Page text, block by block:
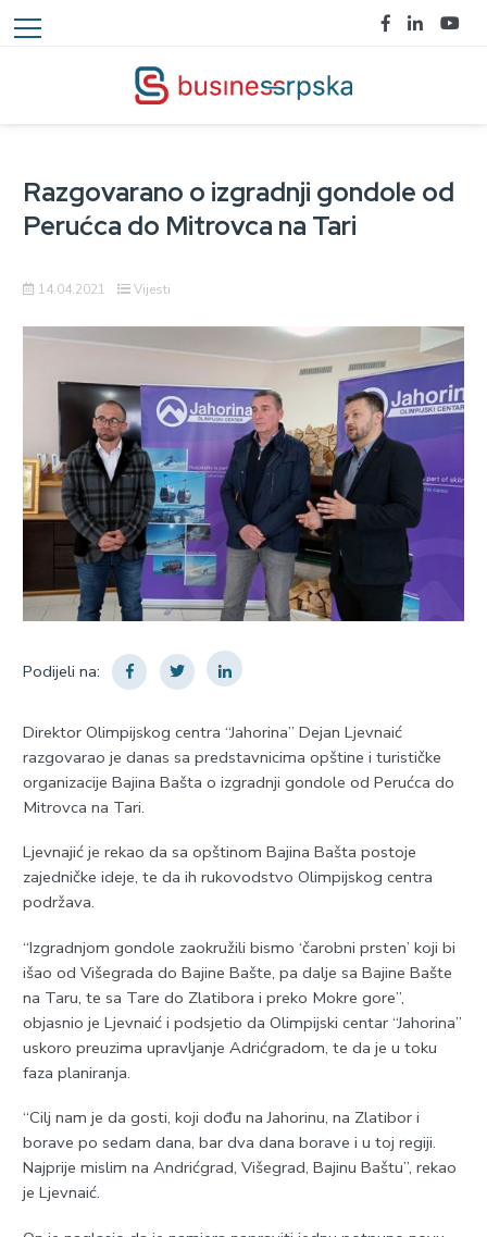
Razgovarano o izgradnji gondole od
Perućca do Mitrovca na Tari
14.04.2021 Vijesti
Podijeli na:
Direktor Olimpijskog centra “Jahorina” Dejan Ljevnaić
razgovarao je danas sa predstavnicima opštine i turističke
organizacije Bajina Bašta o izgradnji gondole od Perućca do
Mitrovca na Tari.
Ljevnajić je rekao da sa opštinom Bajina Bašta postoje
zajedničke ideje, te da ih rukovodstvo Olimpijskog centra
podržava.
“Izgradnjom gondole zaokružili bismo ‘čarobni prsten’ koji bi
išao od Višegrada do Bajine Bašte, pa dalje sa Bajine Bašte
na Taru, te sa Tare do Zlatibora i preko Mokre gore”,
objasnio je Ljevnaić i podsjetio da Olimpijski centar “Jahorina”
uskoro preuzima upravljanje Adrićgradom, te da je u toku
faza planiranja.
“Cilj nam je da gosti, koji dođu na Jahorinu, na Zlatibor i
borave po sedam dana, bar dva dana borave i u toj regiji.
Najprije mislim na Andrićgrad, Višegrad, Bajinu Baštu”, rekao
je Ljevnaić.